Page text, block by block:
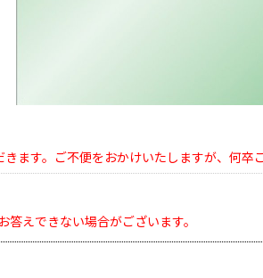
ます。ご不便をおかけいたしますが、何卒
えできない場合がございます。